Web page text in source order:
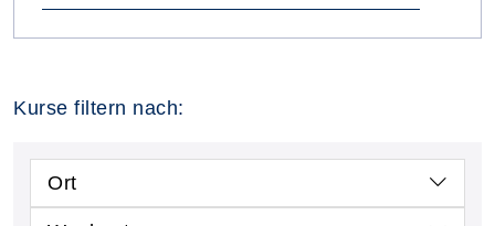
Kurse filtern nach:
Ort